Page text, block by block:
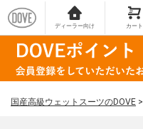
ディーラー向け カート
国産高級ウェットスーツのDOVE >